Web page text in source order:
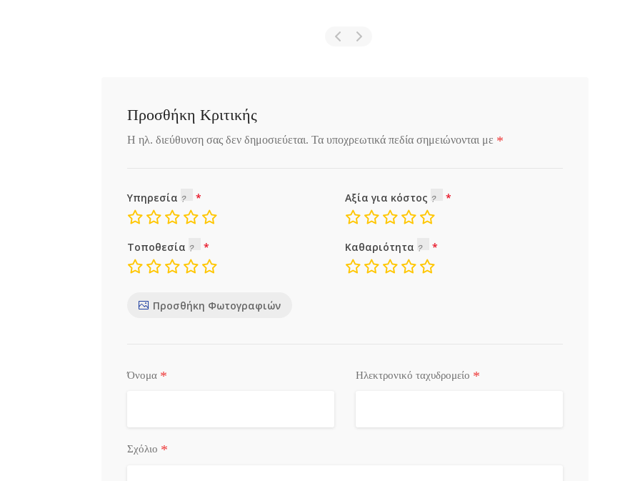
Προσθήκη Κριτικής
Η ηλ. διεύθυνση σας δεν δημοσιεύεται. Τα υποχρεωτικά πεδία σημειώνονται με *
Υπηρεσία Αξία για κόστος
Τοποθεσία Καθαριότητα
Προσθήκη Φωτογραφιών
Όνομα * Ηλεκτρονικό ταχυδρομείο *
Σχόλιο *